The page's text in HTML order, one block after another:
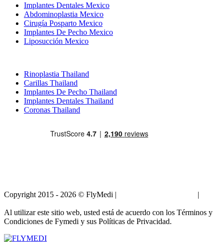
Implantes Dentales Mexico
Abdominoplastia Mexico
Cirugía Posparto Mexico
Implantes De Pecho Mexico
Liposucción Mexico
Rinoplastia Thailand
Carillas Thailand
Implantes De Pecho Thailand
Implantes Dentales Thailand
Coronas Thailand
Copyright 2015 - 2026 © FlyMedi |
|
Al utilizar este sitio web, usted está de acuerdo con los Términos y
Condiciones de Fymedi y sus Políticas de Privacidad.